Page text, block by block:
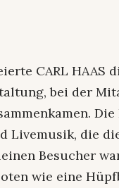
CARL
bei der
Livemusik, die
Besucher
wie eine